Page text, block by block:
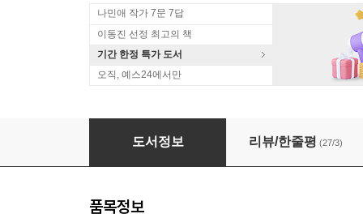
나민애 작가 7문 7답
이동진 선정 최고의 책
기간 한정 특가 도서
오직, 예스24에서만
어쩌면 할 지도
도서정보 리뷰/한줄평 (27/3)
품목정보